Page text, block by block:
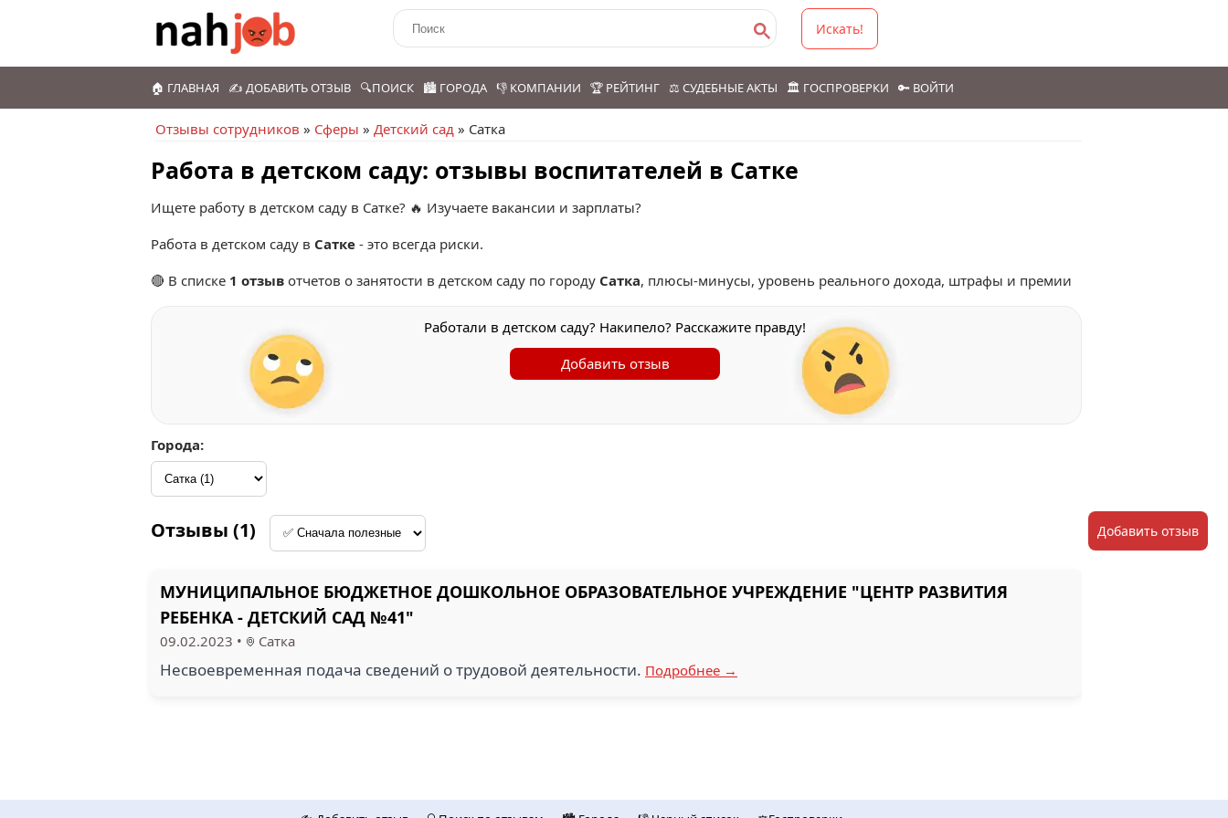
Искать!
🏠 ГЛАВНАЯ ✍️ ДОБАВИТЬ ОТЗЫВ 🔍ПОИСК 🏙️ ГОРОДА 👎 КОМПАНИИ 🏆 РЕЙТИНГ ⚖️ СУДЕБНЫЕ АКТЫ 🏛️ ГОСПРОВЕРКИ 🔑 ВОЙТИ
Отзывы сотрудников » Сферы » Детский сад » Сатка
Работа в детском саду: отзывы воспитателей в Сатке
Ищете работу в детском саду в Сатке? 🔥 Изучаете вакансии и зарплаты?
Работа в детском саду в Сатке - это всегда риски.
🔴 В списке 1 отзыв отчетов о занятости в детском саду по городу Сатка, плюсы-минусы, уровень реального дохода, штрафы и премии
Работали в детском саду? Накипело? Расскажите правду!
Добавить отзыв
Города:
Отзывы (1)
МУНИЦИПАЛЬНОЕ БЮДЖЕТНОЕ ДОШКОЛЬНОЕ ОБРАЗОВАТЕЛЬНОЕ УЧРЕЖДЕНИЕ "ЦЕНТР РАЗВИТИЯ
РЕБЕНКА - ДЕТСКИЙ САД №41"
09.02.2023 • Сатка
Несвоевременная подача сведений о трудовой деятельности. Подробнее →
Добавить отзыв